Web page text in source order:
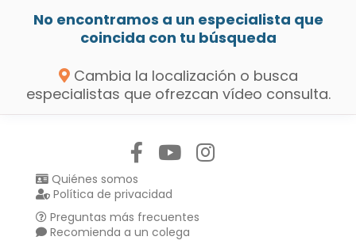
No encontramos a un especialista que
coincida con tu búsqueda
Cambia la localización o busca
especialistas que ofrezcan vídeo consulta.
Quiénes somos
Política de privacidad
Preguntas más frecuentes
Recomienda a un colega